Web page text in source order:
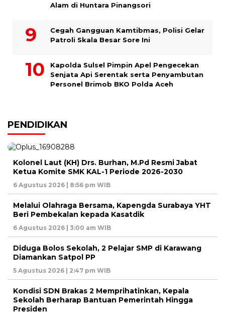
Alam di Huntara Pinangsori
Cegah Gangguan Kamtibmas, Polisi Gelar
Patroli Skala Besar Sore Ini
Kapolda Sulsel Pimpin Apel Pengecekan
Senjata Api Serentak serta Penyambutan
Personel Brimob BKO Polda Aceh
PENDIDIKAN
Kolonel Laut (KH) Drs. Burhan, M.Pd Resmi Jabat
Ketua Komite SMK KAL-1 Periode 2026-2030
6 Agustus 2026 | 8:56 pm WIB
Melalui Olahraga Bersama, Kapengda Surabaya YHT
Beri Pembekalan kepada Kasatdik
6 Agustus 2026 | 3:00 am WIB
Diduga Bolos Sekolah, 2 Pelajar SMP di Karawang
Diamankan Satpol PP
5 Agustus 2026 | 2:47 pm WIB
Kondisi SDN Brakas 2 Memprihatinkan, Kepala
Sekolah Berharap Bantuan Pemerintah Hingga
Presiden